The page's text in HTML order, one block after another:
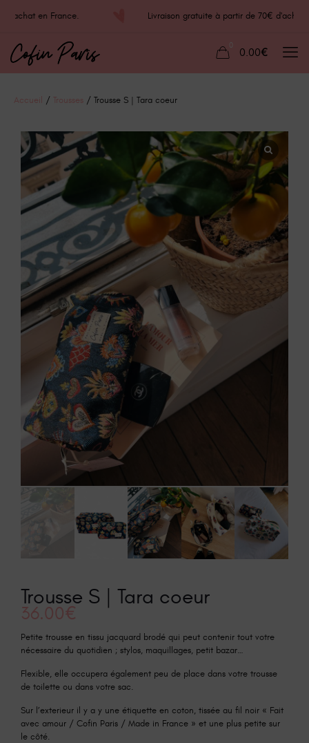
d'achat en France. Livraison gratuite à partir de 70€
0
0.00€
Accueil / Trousses / Trousse S | Tara coeur
Trousse S | Tara coeur
36.00€
Petite trousse en tissu jacquard brodé qui peut contenir tout votre
nécessaire du quotidien ; stylos, maquillages, petit bazar…
Flexible, elle occupera également peu de place dans votre trousse
de toilette ou dans votre sac.
Sur l’exterieur il y a y une étiquette en coton, tissée au fil noir « Fait
avec amour / Cofin Paris / Made in France » et une plus petite sur
le côté.